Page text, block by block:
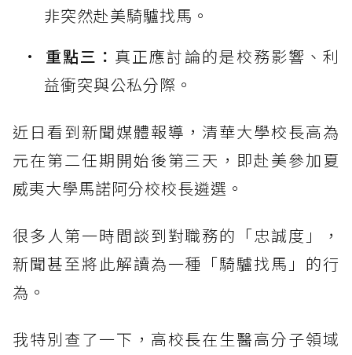
非突然赴美騎驢找馬。
重點三： 真正應討論的是校務影響、利
益衝突與公私分際。
近日看到新聞媒體報導，清華大學校長高為
元在第二任期開始後第三天，即赴美參加夏
威夷大學馬諾阿分校校長遴選。
很多人第一時間談到對職務的「忠誠度」，
新聞甚至將此解讀為一種「騎驢找馬」的行
為。
我特別查了一下，高校長在生醫高分子領域